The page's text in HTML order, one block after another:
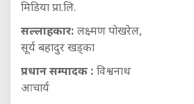
मिडिया प्रा.लि.
सल्लाहकार: लक्ष्मण पोखरेल,
सूर्य बहादुर खड्का
प्रधान सम्पादक : विश्वनाथ
आचार्य